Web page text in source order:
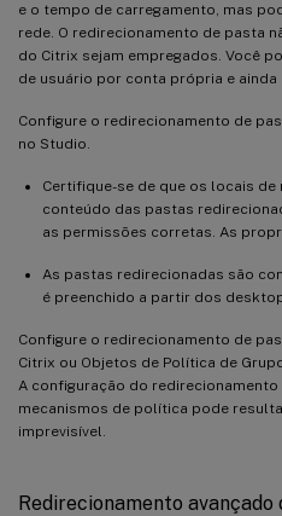
e o tempo de carregamento, mas
rede. O redirecionamento de pasta
do Citrix sejam empregados. Você
de usuário por conta própria e ainda
Configure o redirecionamento de
no Studio.
Certifique-se de que os locais de
conteúdo das pastas
as permissões corretas. As
As pastas redirecionadas são
é preenchido a partir dos
Configure o redirecionamento de
Citrix ou Objetos de Política de
A configuração do
mecanismos de política pode
imprevisível.
Redirecionamento avançado